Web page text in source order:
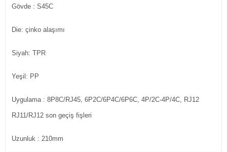
Gövde : S45C
Die: çinko alaşımı
Siyah: TPR
Yeşil: PP
Uygulama : 8P8C/RJ45, 6P2C/6P4C/6P6C, 4P/2C-4P/4C, RJ12
RJ11/RJ12 son geçiş fişleri
Uzunluk : 210mm